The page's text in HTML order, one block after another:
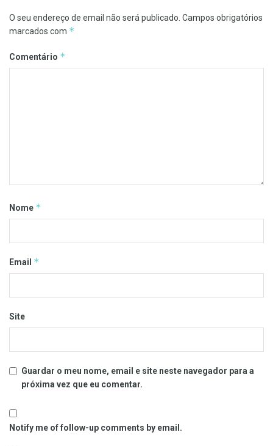
O seu endereço de email não será publicado. Campos obrigatórios
marcados com *
Comentário *
Nome *
Email *
Site
Guardar o meu nome, email e site neste navegador para a
próxima vez que eu comentar.
Notify me of follow-up comments by email.